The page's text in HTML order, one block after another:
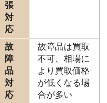
張
対
応
故
障
品
対
応
故障品は買取
不可、相場に
より買取価格
が低くなる場
合が多い